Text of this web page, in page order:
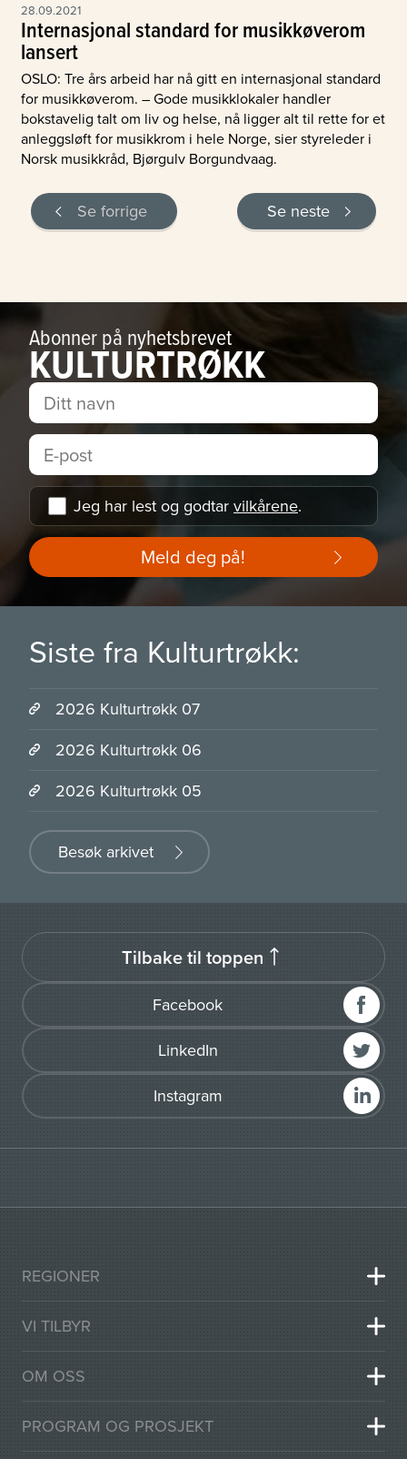
28.09.2021
Internasjonal standard for musikkøverom
lansert
OSLO: Tre års arbeid har nå gitt en internasjonal standard
for musikkøverom. – Gode musikklokaler handler
bokstavelig talt om liv og helse, nå ligger alt til rette for et
anleggsløft for musikkrom i hele Norge, sier styreleder i
Norsk musikkråd, Bjørgulv Borgundvaag.
Se forrige Se neste
Abonner på nyhetsbrevet
KULTURTRØKK
Jeg har lest og godtar vilkårene.
Meld deg på!
Siste fra Kulturtrøkk:
2026 Kulturtrøkk 07
2026 Kulturtrøkk 06
2026 Kulturtrøkk 05
Besøk arkivet
Facebook
LinkedIn
Instagram
Tilbake til toppen
REGIONER
VI TILBYR
OM OSS
PROGRAM OG PROSJEKT